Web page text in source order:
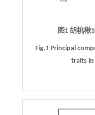
图1 胡桃楸
Fig.1 Principal
traits in